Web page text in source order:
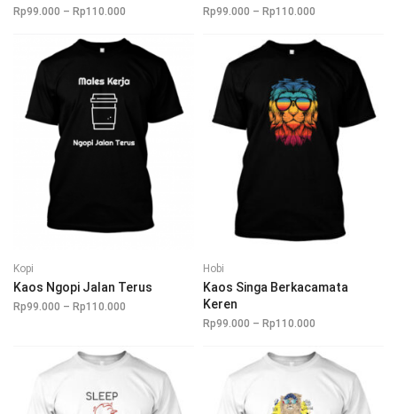
Rp99.000 – Rp110.000
hingga
Rp110.000
Rp99.000 – Rp110.000
hingga
Rp110.000
Kopi
Kaos Ngopi Jalan Terus
Rp99.000 – Rp110.000
Rp110.000
Hobi
Kaos Singa Berkacamata
Keren
Rp99.000 – Rp110.000
hingga
Rp110.000